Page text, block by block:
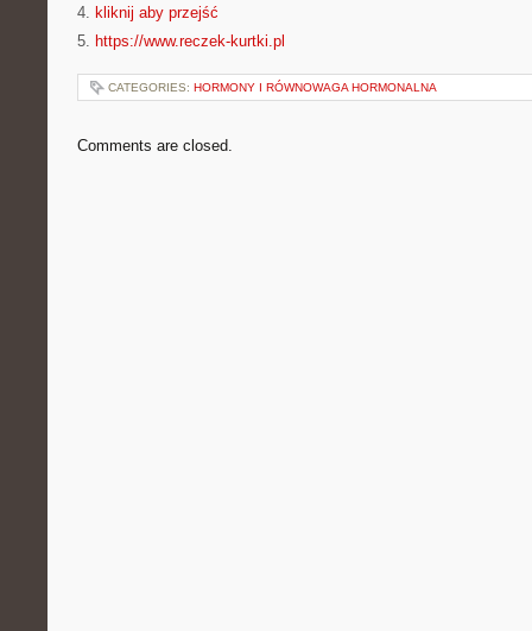
4. kliknij aby przejść
5. https://www.reczek-kurtki.pl
CATEGORIES: HORMONY I RÓWNOWAGA HORMONALNA
Comments are closed.